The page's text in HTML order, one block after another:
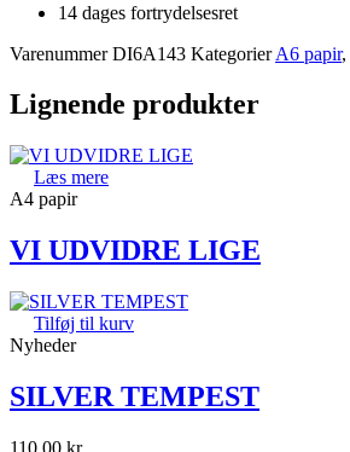
14 dages fortrydelsesret
VarenummerDI6A143 Kategorier A6 papir,
Lignende produkter
Læs mere
A4 papir
VI UDVIDRE LIGE
Tilføj til kurv
Nyheder
SILVER TEMPEST
110,00 kr.